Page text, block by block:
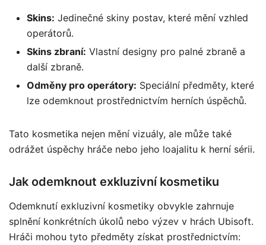
Skins: Jedinečné skiny postav, které mění vzhled
operátorů.
Skins zbraní: Vlastní designy pro palné zbraně a
další zbraně.
Odměny pro operátory: Speciální předměty, které
lze odemknout prostřednictvím herních úspěchů.
Tato kosmetika nejen mění vizuály, ale může také
odrážet úspěchy hráče nebo jeho loajalitu k herní sérii.
Jak odemknout exkluzivní kosmetiku
Odemknutí exkluzivní kosmetiky obvykle zahrnuje
splnění konkrétních úkolů nebo výzev v hrách Ubisoft.
Hráči mohou tyto předměty získat prostřednictvím: